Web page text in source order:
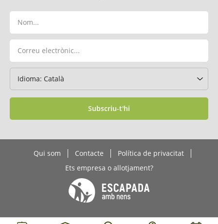
Subscriu-t'hi
Qui som Contacte
Política de privacitat
Ets empresa o allotjament?